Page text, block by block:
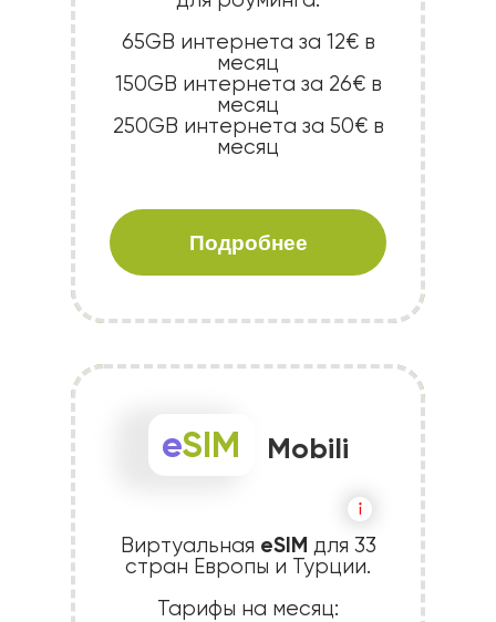
Виртуальная eSIM для 33
стран Европы и Турции.
Тарифы на месяц:
eSIM Mobili
65GB интернета за 12€ в
месяц
150GB интернета за 26€ в
месяц
250GB интернета за 50€ в
месяц
Подробнее